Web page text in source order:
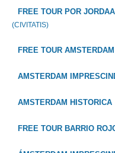
FREE TOUR POR
(CIVITATIS)
FREE TOUR AMSTERDAM
AMSTERDAM
AMSTERDAM HISTORICA
FREE TOUR BARRIO